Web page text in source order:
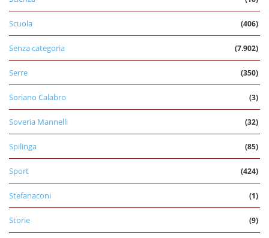
Scuola (406)
Senza categoria (7.902)
Serre (350)
Soriano Calabro (3)
Soveria Mannelli (32)
Spilinga (85)
Sport (424)
Stefanaconi (1)
Storie (9)